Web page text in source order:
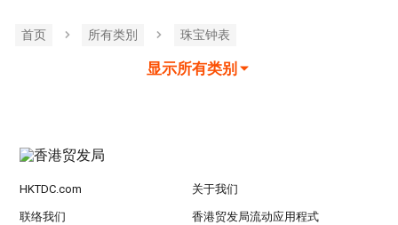
首页 所有类別 珠宝钟表
显示所有类别
HKTDC.com 关于我们
联络我们 香港贸发局流动应用程式